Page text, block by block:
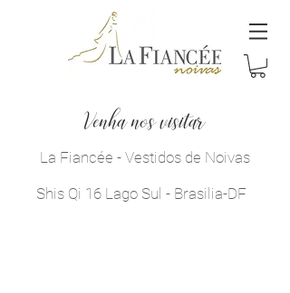
Venha nos visitar
La Fiancée - Vestidos de Noivas
Shis Qi 16 Lago Sul - Brasilia-DF